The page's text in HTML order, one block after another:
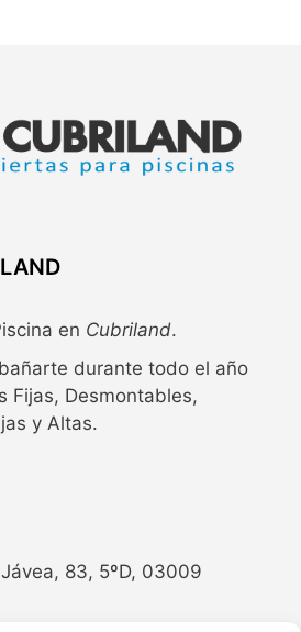
en Cubriland.
durante todo el año
Fijas, Desmontables,
y Altas.
83, 5ºD, 03009